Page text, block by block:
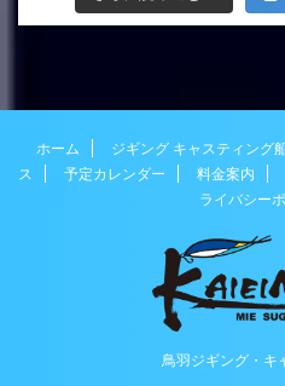
ホーム ジギング キャスティング
ス
予定カレンダー 料金案内
ライバシー
鳥羽ジギング・キ